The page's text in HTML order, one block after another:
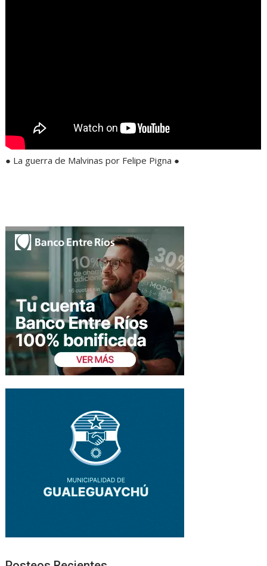
● La guerra de Malvinas por Felipe Pigna ●